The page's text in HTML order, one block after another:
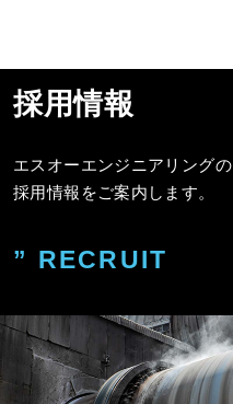
採用情報
エスオーエンジニアリングの
採用情報をご案内します。
” RECRUIT